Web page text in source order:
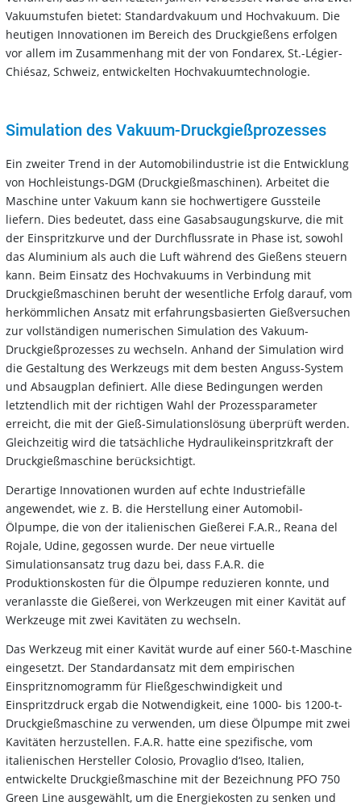
Vakuumstufen bietet: Standardvakuum und Hochvakuum. Die
heutigen Innovationen im Bereich des Druckgießens erfolgen
vor allem im Zusammenhang mit der von Fondarex, St.-Légier-
Chiésaz, Schweiz, entwickelten Hochvakuumtechnologie.
Simulation des Vakuum-Druckgießprozesses
Ein zweiter Trend in der Automobilindustrie ist die Entwicklung
von Hochleistungs-DGM (Druckgießmaschinen). Arbeitet die
Maschine unter Vakuum kann sie hochwertigere Gussteile
liefern. Dies bedeutet, dass eine Gasabsaugungskurve, die mit
der Einspritzkurve und der Durchflussrate in Phase ist, sowohl
das Aluminium als auch die Luft während des Gießens steuern
kann. Beim Einsatz des Hochvakuums in Verbindung mit
Druckgießmaschinen beruht der wesentliche Erfolg darauf, vom
herkömmlichen Ansatz mit erfahrungsbasierten Gießversuchen
zur vollständigen numerischen Simulation des Vakuum-
Druckgießprozesses zu wechseln. Anhand der Simulation wird
die Gestaltung des Werkzeugs mit dem besten Anguss-System
und Absaugplan definiert. Alle diese Bedingungen werden
letztendlich mit der richtigen Wahl der Prozessparameter
erreicht, die mit der Gieß-Simulationslösung überprüft werden.
Gleichzeitig wird die tatsächliche Hydraulikeinspritzkraft der
Druckgießmaschine berücksichtigt.
Derartige Innovationen wurden auf echte Industriefälle
angewendet, wie z. B. die Herstellung einer Automobil-
Ölpumpe, die von der italienischen Gießerei F.A.R., Reana del
Rojale, Udine, gegossen wurde. Der neue virtuelle
Simulationsansatz trug dazu bei, dass F.A.R. die
Produktionskosten für die Ölpumpe reduzieren konnte, und
veranlasste die Gießerei, von Werkzeugen mit einer Kavität auf
Werkzeuge mit zwei Kavitäten zu wechseln.
Das Werkzeug mit einer Kavität wurde auf einer 560-t-Maschine
eingesetzt. Der Standardansatz mit dem empirischen
Einspritznomogramm für Fließgeschwindigkeit und
Einspritzdruck ergab die Notwendigkeit, eine 1000- bis 1200-t-
Druckgießmaschine zu verwenden, um diese Ölpumpe mit zwei
Kavitäten herzustellen. F.A.R. hatte eine spezifische, vom
italienischen Hersteller Colosio, Provaglio d‘Iseo, Italien,
entwickelte Druckgießmaschine mit der Bezeichnung PFO 750
Green Line ausgewählt, um die Energiekosten zu senken und